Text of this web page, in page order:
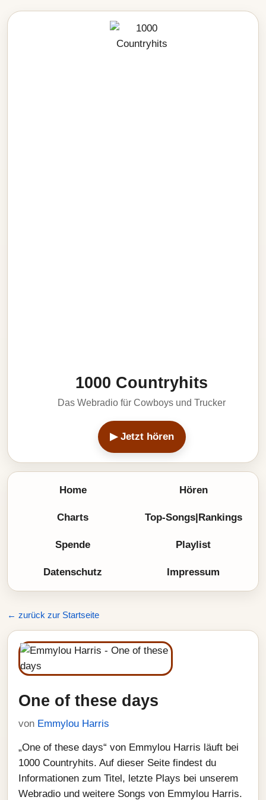
1000 Countryhits
Das Webradio für Cowboys und Trucker
▶ Jetzt hören
Home Hören
Charts Top-Songs|Rankings
Spende Playlist
Datenschutz Impressum
← zurück zur Startseite
One of these days
von Emmylou Harris
„One of these days“ von Emmylou Harris läuft bei
1000 Countryhits. Auf dieser Seite findest du
Informationen zum Titel, letzte Plays bei unserem
Webradio und weitere Songs von Emmylou Harris.